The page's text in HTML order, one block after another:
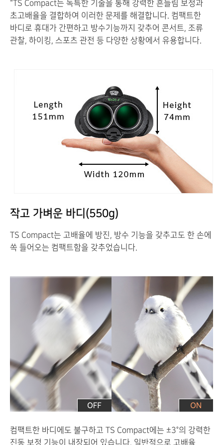
"TS Compact는 독특한 기술을 통해 강력한 흔들림 보정과
초고배율을 결합하여 이러한 문제를 해결합니다. 컴팩트한
바디로 휴대가 간편하고 방수기능까지 갖추어 콘서트, 조류
관찰, 하이킹, 스포츠 관전 등 다양한 상황에서 유용합니다.
작고 가벼운 바디(550g)
TS Compact는 고배율에 방진, 방수 기능을 갖추고도 한 손에
쏙 들어오는 컴팩트함을 갖추었습니다.
컴팩트한 바디에도 불구하고 TS Compact에는 ±3°의 강력한
진동 보정 기능이 내장되어 있습니다. 일반적으로 고배율